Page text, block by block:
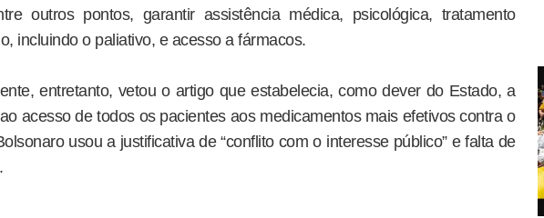
outros pontos, garantir assistência médica, psicológica, tratamento
incluindo o paliativo, e acesso a fármacos.
entretanto, vetou o artigo que estabelecia, como dever do Estado, a
acesso de todos os pacientes aos medicamentos mais efetivos contra o
usou a justificativa de “conflito com o interesse público” e falta de